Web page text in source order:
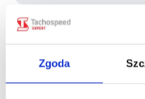
Zgoda